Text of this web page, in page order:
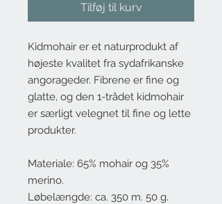
Tilføj til kurv
Kidmohair er et naturprodukt af
højeste kvalitet fra sydafrikanske
angorageder. Fibrene er fine og
glatte, og den 1-trådet kidmohair
er særligt velegnet til fine og lette
produkter.
Materiale: 65% mohair og 35%
merino.
Løbelængde: ca. 350 m. 50 g.